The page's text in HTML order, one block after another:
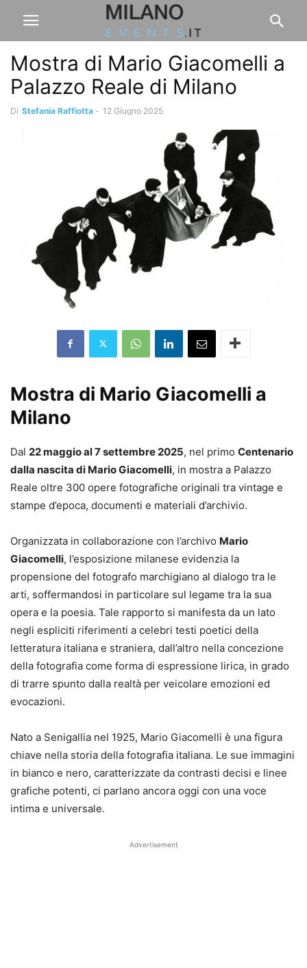
Mostra di Mario Giacomelli a
Palazzo Reale di Milano
Di Stefania Raffiotta - 12 Giugno 2025
Mostra di Mario Giacomelli a
Milano
Dal 22 maggio al 7 settembre 2025, nel primo Centenario
dalla nascita di Mario Giacomelli, in mostra a Palazzo
Reale oltre 300 opere fotografiche originali tra vintage e
stampe d’epoca, documenti e materiali d’archivio.
Organizzata in collaborazione con l’archivo Mario
Giacomelli, l’esposizione milanese evidenzia la
propensione del fotografo marchigiano al dialogo tra le
arti, soffermandosi in particolare sul legame tra la sua
opera e la poesia. Tale rapporto si manifesta da un lato
negli espliciti riferimenti a celebri testi poetici della
letteratura italiana e straniera, dall’altro nella concezione
della fotografia come forma di espressione lirica, in grado
di trarre spunto dalla realtà per veicolare emozioni ed
evocazioni.
Nato a Senigallia nel 1925, Mario Giacomelli è una figura
chiave nella storia della fotografia italiana. Le sue immagini
in bianco e nero, caratterizzate da contrasti decisi e linee
grafiche potenti, ci parlano ancora oggi con una voce
intima e universale.
Advertisement